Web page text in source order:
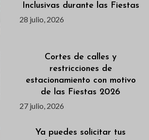
Inclusivas durante las Fiestas
28 julio, 2026
Cortes de calles y
restricciones de
estacionamiento con motivo
de las Fiestas 2026
27 julio, 2026
Ya puedes solicitar tus